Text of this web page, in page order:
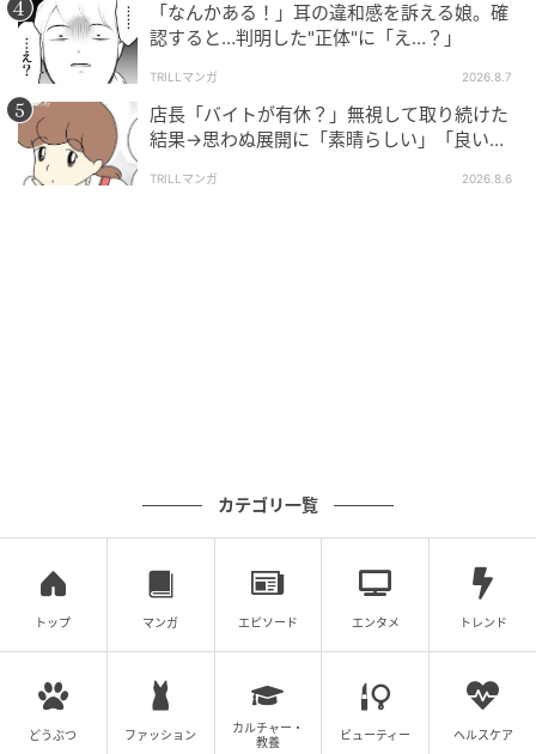
「なんかある！」耳の違和感を訴える娘。確
認すると…判明した"正体"に「え…？」
TRILLマンガ 2026.8.7
店長「バイトが有休？」無視して取り続けた
結果→思わぬ展開に「素晴らしい」「良いこ
TRILLマンガ 2026.8.6
カテゴリ一覧
トップ マンガ エピソード エンタメ トレンド
どうぶつ ファッション
カルチャー・
教養
ビューティー ヘルスケア